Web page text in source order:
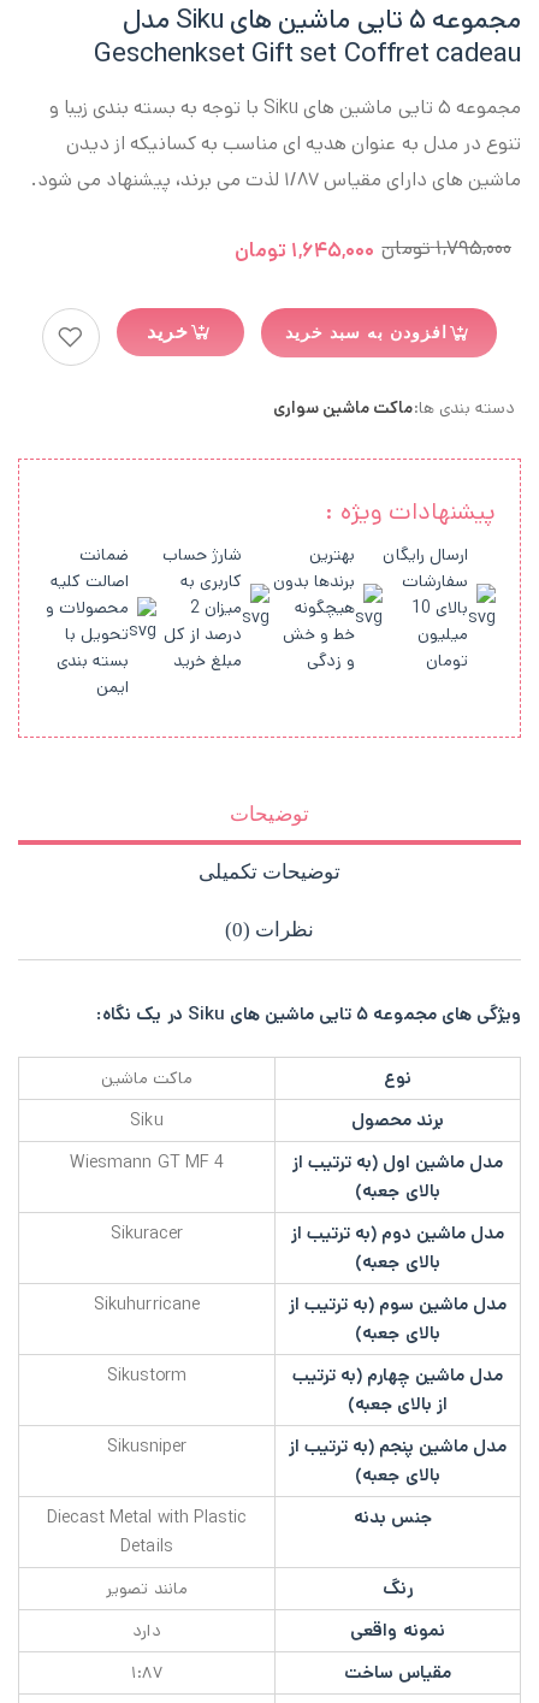
مجموعه ۵ تایی ماشین های Siku مدل
Geschenkset Gift set Coffret cadeau
مجموعه ۵ تایی ماشین های Siku
با توجه به بسته بندی زیبا و
تنوع در مدل به عنوان هدیه ای مناسب به کسانیکه از دیدن
ماشین های دارای مقیاس ۱/۸۷ لذت می برند
، پیشنهاد می شود.
۱,۷۹۵,۰۰۰تومان ۱,۶۴۵,۰۰۰ تومان
افزودن به سبد خرید خرید
دسته بندی ها:ماکت ماشین سواری
پیشنهادات ویژه :
ارسال رایگان
سفارشات
بالای 10
میلیون
تومان
بهترین
برندها بدون
هیچگونه
خط و خش
و زدگی
شارژ حساب
کاربری به
میزان 2
درصد از کل
مبلغ خرید
ضمانت
اصالت کلیه
محصولات و
تحویل با
بسته بندی
ایمن
توضیحات
توضیحات تکمیلی
نظرات (0)
ویژگی های مجموعه ۵ تایی ماشین های Siku در یک نگاه:
نوع ماکت ماشین
برند محصول Siku
مدل ماشین اول (به ترتیب از
بالای جعبه)
Wiesmann GT MF 4
مدل ماشین دوم (به ترتیب از
بالای جعبه)
Sikuracer
مدل ماشین سوم (به ترتیب از
بالای جعبه)
Sikuhurricane
مدل ماشین چهارم (به ترتیب
از بالای جعبه)
Sikustorm
مدل ماشین پنجم (به ترتیب از
بالای جعبه)
Sikusniper
جنس بدنه
Diecast Metal with Plastic
Details
رنگ مانند تصویر
نمونه واقعی دارد
مقیاس ساخت ۱:۸۷